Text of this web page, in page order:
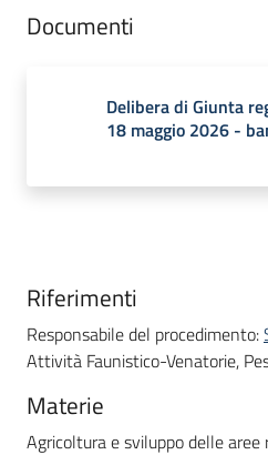
Documenti
Delibera di Giunta
18 maggio 2026 -
Riferimenti
Responsabile del procedimento:
Attività Faunistico-Venatorie,
Materie
Agricoltura e sviluppo delle aree